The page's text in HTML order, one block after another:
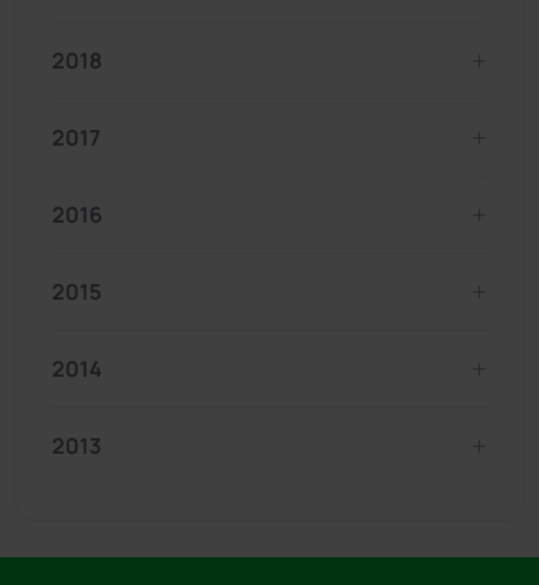
2018
2017
2016
2015
2014
2013